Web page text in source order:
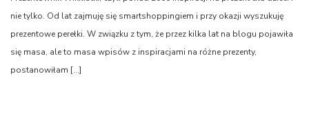
nie tylko. Od lat zajmuję się smartshoppingiem i przy okazji wyszukuję
prezentowe perełki. W związku z tym, że przez kilka lat na blogu pojawiła
się masa, ale to masa wpisów z inspiracjami na różne prezenty,
postanowiłam […]